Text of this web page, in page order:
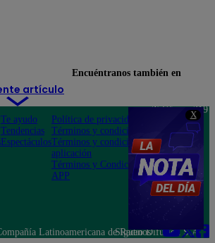
X
artículo
Encuéntranos también en
Te ayudo
Tendencias
Espectáculos
Política de privacidad
Términos y condiciones
Términos y condiciones
aplicación
Términos y Condiciones
APP
Teléfono: 219
Av. San
Felipe 968
Jesús María
Latinoamericana de Radio Difusión S.A.
Síguenos